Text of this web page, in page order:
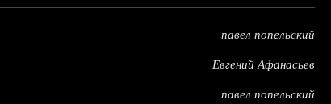
павел попельский
Евгений Афанасьев
павел попельский